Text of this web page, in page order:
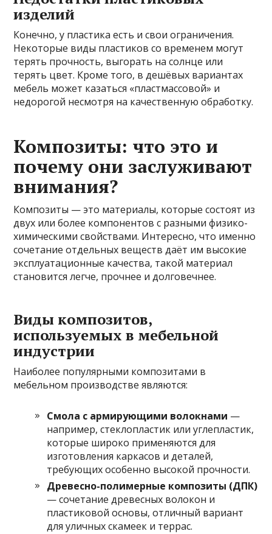
изделий
Конечно, у пластика есть и свои ограничения.
Некоторые виды пластиков со временем могут
терять прочность, выгорать на солнце или
терять цвет. Кроме того, в дешёвых вариантах
мебель может казаться «пластмассовой» и
недорогой несмотря на качественную обработку.
Композиты: что это и
почему они заслуживают
внимания?
Композиты — это материалы, которые состоят из
двух или более компонентов с разными физико-
химическими свойствами. Интересно, что именно
сочетание отдельных веществ даёт им высокие
эксплуатационные качества, такой материал
становится легче, прочнее и долговечнее.
Виды композитов,
используемых в мебельной
индустрии
Наиболее популярными композитами в
мебельном производстве являются:
Смола с армирующими волокнами —
например, стеклопластик или углепластик,
которые широко применяются для
изготовления каркасов и деталей,
требующих особенно высокой прочности.
Древесно-полимерные композиты (ДПК)
— сочетание древесных волокон и
пластиковой основы, отличный вариант
для уличных скамеек и террас.